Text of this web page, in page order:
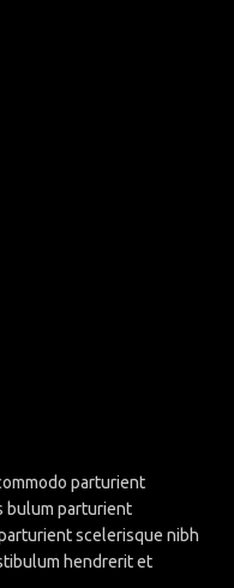
parturient
bulum parturient
scelerisque nibh
hendrerit et